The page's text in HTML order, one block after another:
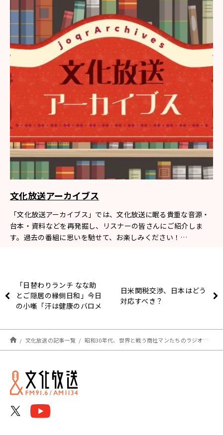
文化放送アーカイブス
「文化放送アーカイブス」では、文化放送に眠る貴重な音源・
台本・資料などを再発掘し、リスナーの皆さんにご紹介しま
す。過去の番組に思いを馳せて、お楽しみください！…
「日替わりランチ なな助
とご隠居の縁側日和」今日
の小噺「汗は健康のバロメ
日米関税交渉、日本はどう
対応すべき？
文化放送の記事一覧 昭和30年代、世界と戦う商社マンたちのラジオドラマ！【アーカイブの森 探訪記#52】